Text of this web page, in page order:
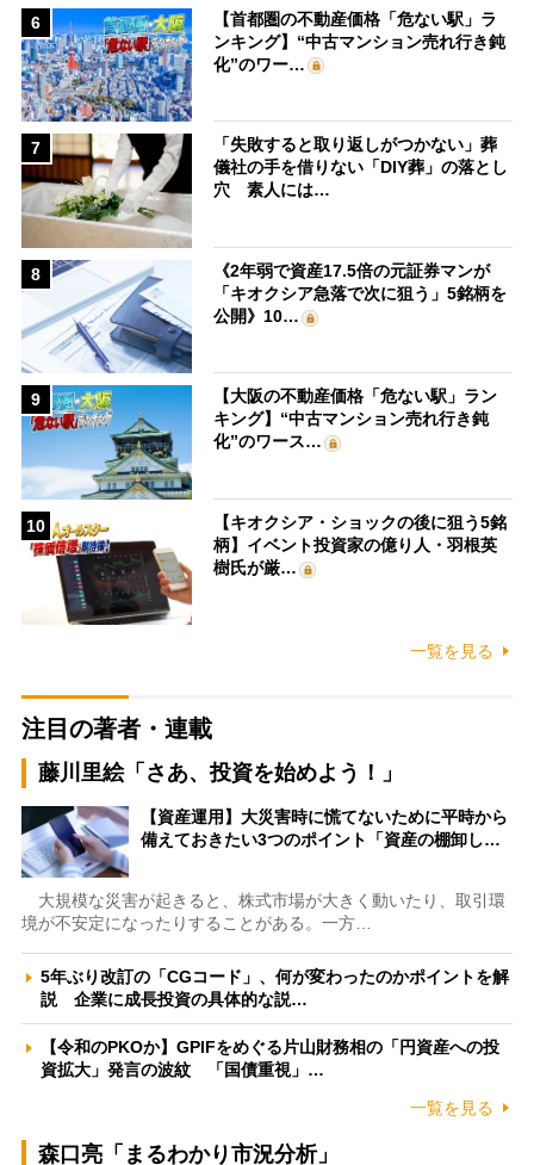
6
【首都圏の不動産価格「危ない駅」ラ
ンキング】“中古マンション売れ行き鈍
化”のワー…
7
「失敗すると取り返しがつかない」葬
儀社の手を借りない「DIY葬」の落とし
穴 素人には…
8
《2年弱で資産17.5倍の元証券マンが
「キオクシア急落で次に狙う」5銘柄を
公開》10…
9
【大阪の不動産価格「危ない駅」ラン
キング】“中古マンション売れ行き鈍
化”のワース…
10
【キオクシア・ショックの後に狙う5銘
柄】イベント投資家の億り人・羽根英
樹氏が厳…
一覧を見る
注目の著者・連載
藤川里絵「さあ、投資を始めよう！」
【資産運用】大災害時に慌てないために平時から
備えておきたい3つのポイント「資産の棚卸し…
大規模な災害が起きると、株式市場が大きく動いたり、取引環
境が不安定になったりすることがある。一方…
5年ぶり改訂の「CGコード」、何が変わったのかポイントを解
説 企業に成長投資の具体的な説…
【令和のPKOか】GPIFをめぐる片山財務相の「円資産への投
資拡大」発言の波紋 「国債重視」…
一覧を見る
森口亮「まるわかり市況分析」